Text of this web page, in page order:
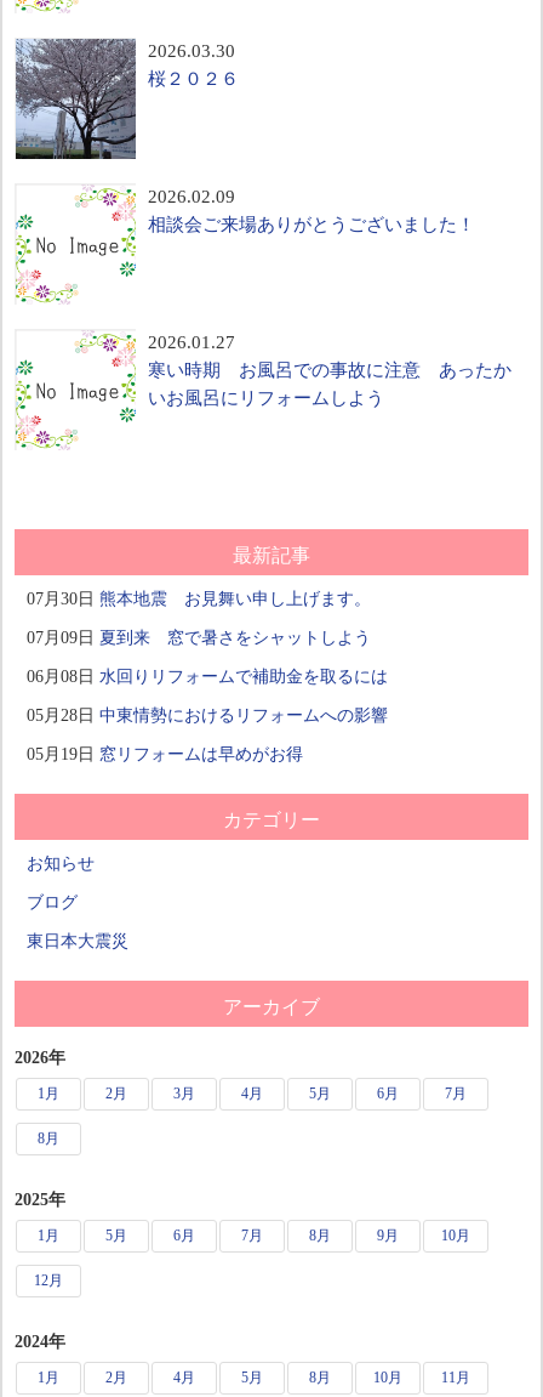
2026.03.30
桜２０２６
2026.02.09
相談会ご来場ありがとうございました！
2026.01.27
寒い時期 お風呂での事故に注意 あったか
いお風呂にリフォームしよう
最新記事
07月30日 熊本地震 お見舞い申し上げます。
07月09日 夏到来 窓で暑さをシャットしよう
06月08日 水回りリフォームで補助金を取るには
05月28日 中東情勢におけるリフォームへの影響
05月19日 窓リフォームは早めがお得
カテゴリー
お知らせ
ブログ
東日本大震災
アーカイブ
2026年
1月 2月 3月 4月 5月 6月 7月
8月
2025年
1月 5月 6月 7月 8月 9月 10月
12月
2024年
1月 2月 4月 5月 8月 10月 11月